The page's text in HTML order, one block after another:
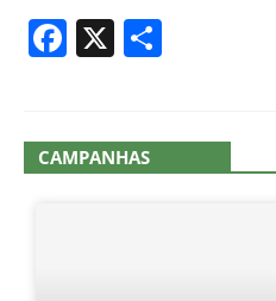
Facebook
X
CAMPANHAS